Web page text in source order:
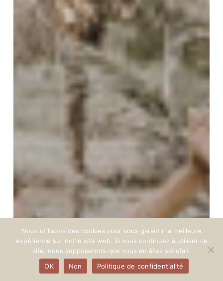
Nous utilisons des cookies pour vous garantir la meilleure
expérience sur notre site web. Si vous continuez à utiliser ce
site, nous supposerons que vous en êtes satisfait.
OK
Non Politique de confidentialité